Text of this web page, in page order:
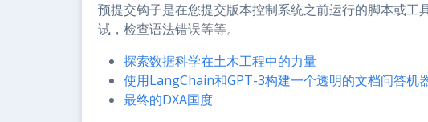
预提交钩子是在您提交版本控制系统之前运行的脚本或工
试，检查语法错误等等。
探索数据科学在土木工程中的力量
使用LangChain和GPT-3构建一个透明的文档问答机
最终的DXA国度